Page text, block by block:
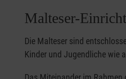
Malteser-
Die Malteser sind
Kinder und Jugendliche wie